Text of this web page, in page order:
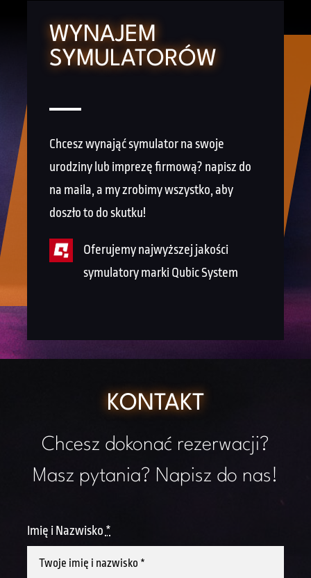
WYNAJEM
SYMULATORÓW
Chcesz wynająć symulator na swoje
urodziny lub imprezę firmową? napisz do
na maila, a my zrobimy wszystko, aby
doszło to do skutku!
Oferujemy najwyższej jakości
symulatory marki Qubic System
KONTAKT
Chcesz dokonać rezerwacji?
Masz pytania? Napisz do nas!
Imię i Nazwisko *